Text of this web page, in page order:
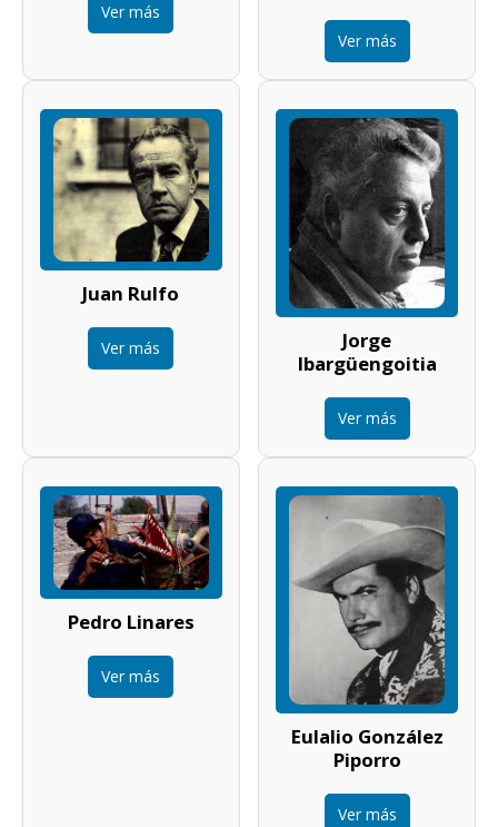
Ver más
Ver más
Juan Rulfo
Ver más
Jorge
Ibargüengoitia
Ver más
Pedro Linares
Ver más
Eulalio González
Piporro
Ver más